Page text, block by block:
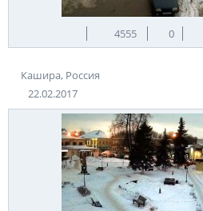
4555 0
Кашира, Россия
22.02.2017